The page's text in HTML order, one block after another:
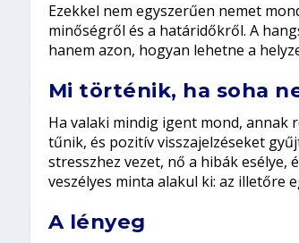
Ezekkel nem egyszerűen nemet
minőségről és a határidőkről. A
hanem azon, hogyan lehetne a
Mi történik, ha soha
Ha valaki mindig igent mond, annak
tűnik, és pozitív visszajelzéseket
stresszhez vezet, nő a hibák esélye,
veszélyes minta alakul ki: az illetőre
A lényeg